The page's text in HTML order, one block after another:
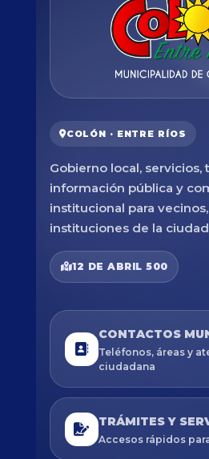
COLÓN · ENTRE RÍOS
Gobierno local, servicios,
información pública y
institucional para
instituciones de la
12 DE ABRIL 500
CONTACTOS
Teléfonos, áreas y
ciudadana
TRÁMITES Y
Accesos rápidos